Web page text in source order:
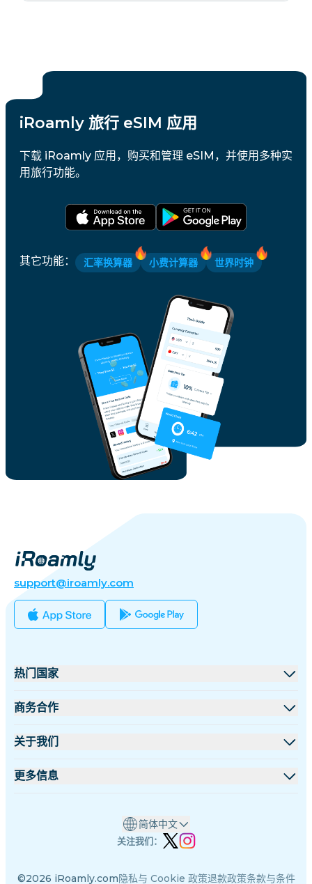
iRoamly 旅行 eSIM 应用
下载 iRoamly 应用，购买和管理 eSIM，并使用多种实
用旅行功能。
其它功能： 汇率换算器 小费计算器 世界时钟
support@iroamly.com
热门国家
美国
法国
印度
商务合作
批发平台
关于我们
关于 iRoamly
更多信息
专家团队
©2026 iRoamly.com隐私与 Cookie 政策退款政策条款与条件
简体中文
关注我们：